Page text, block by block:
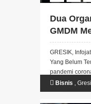
Dua
GMDM
Semesta
lawan
GRESIK,
Yang Belum
pandemi
Bisnis ,